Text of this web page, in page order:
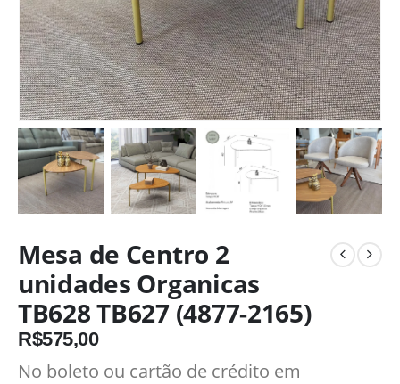
Mesa de Centro 2
unidades Organicas
TB628 TB627 (4877-2165)
R$575,00
No boleto ou cartão de crédito em